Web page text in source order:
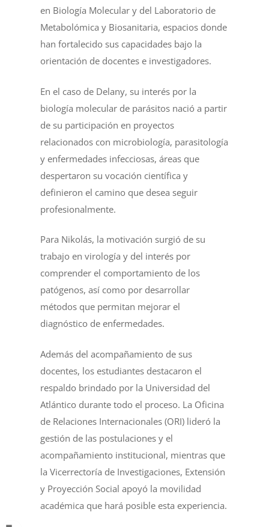
en Biología Molecular y del Laboratorio de
Metabolómica y Biosanitaria, espacios donde
han fortalecido sus capacidades bajo la
orientación de docentes e investigadores.
En el caso de Delany, su interés por la
biología molecular de parásitos nació a partir
de su participación en proyectos
relacionados con microbiología, parasitología
y enfermedades infecciosas, áreas que
despertaron su vocación científica y
definieron el camino que desea seguir
profesionalmente.
Para Nikolás, la motivación surgió de su
trabajo en virología y del interés por
comprender el comportamiento de los
patógenos, así como por desarrollar
métodos que permitan mejorar el
diagnóstico de enfermedades.
Además del acompañamiento de sus
docentes, los estudiantes destacaron el
respaldo brindado por la Universidad del
Atlántico durante todo el proceso. La Oficina
de Relaciones Internacionales (ORI) lideró la
gestión de las postulaciones y el
acompañamiento institucional, mientras que
la Vicerrectoría de Investigaciones, Extensión
y Proyección Social apoyó la movilidad
académica que hará posible esta experiencia.